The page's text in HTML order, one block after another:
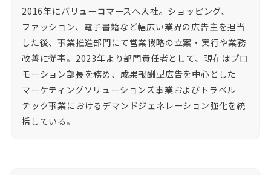
2016年にバリューコマースへ入社。ショッピング、
ファッション、電子書籍など幅広い業界の広告主を担当
した後、事業推進部門にて営業戦略の立案・実行や業務
改善に従事。2023年より部門責任者として、現在はプロ
モーション部長を務め、成果報酬型広告を中心とした
マーケティングソリューションズ事業およびトラベル
テック事業におけるデマンドジェネレーション強化を統
括している。